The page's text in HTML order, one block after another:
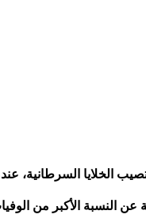
الخلايا السرطانية،
عن النسبة الأكبر من